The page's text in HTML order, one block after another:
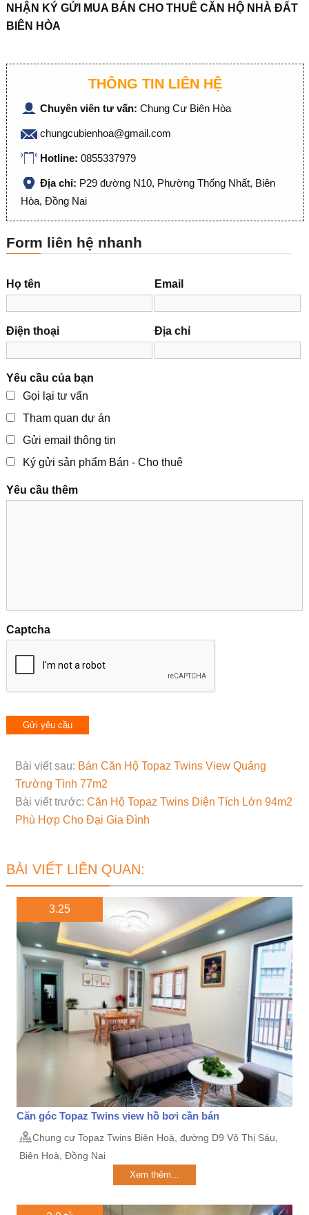
NHẬ N KÝ GỬI MUA BÁN CHO THUÊ CĂ N HỘNHÀ ĐẤT
BIÊN HÒA
THÔNG TIN LIÊN HỆ
Chuyên viên tư vấn: Chung Cư Biên Hòa
chungcubienhoa@gmail.com
Hotline: 0855337979
Địa chỉ: P29 đường N10, Phường Thống Nhất, Biên
Hòa, Đồng Nai
Form liên hệ nhanh
Họ tên Email
Điện thoại Địa chỉ
Yêu cầu của bạn
Gọi lại tư vấn
Tham quan dự án
Gửi email thông tin
Ký gửi sản phẩm Bán - Cho thuê
Yêu cầu thêm
Captcha
Bài viết sau: Bán Căn Hộ Topaz Twins View Quảng
Trường Tình 77m2
Bài viết trước: Căn Hộ Topaz Twins Diện Tích Lớn 94m2
Phù Hợp Cho Đại Gia Đình
BÀI VIẾT LIÊN QUAN:
3.25
Căn góc Topaz Twins view hồ bơi cần bán
Chung cư Topaz Twins Biên Hoà, đường D9 Võ Thị Sáu,
Biên Hoà, Đồng Nai
Xem thêm...